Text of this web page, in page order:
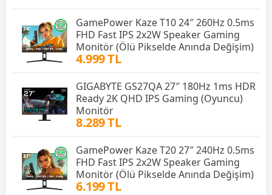
GamePower Kaze T10 24″ 260Hz 0.5ms
FHD Fast IPS 2x2W Speaker Gaming
Monitör (Ölü Pikselde Anında Değişim)
4.999 TL
GIGABYTE GS27QA 27″ 180Hz 1ms HDR
Ready 2K QHD IPS Gaming (Oyuncu)
Monitör
8.289 TL
GamePower Kaze T20 27″ 240Hz 0.5ms
FHD Fast IPS 2x2W Speaker Gaming
Monitör (Ölü Pikselde Anında Değişim)
6.199 TL